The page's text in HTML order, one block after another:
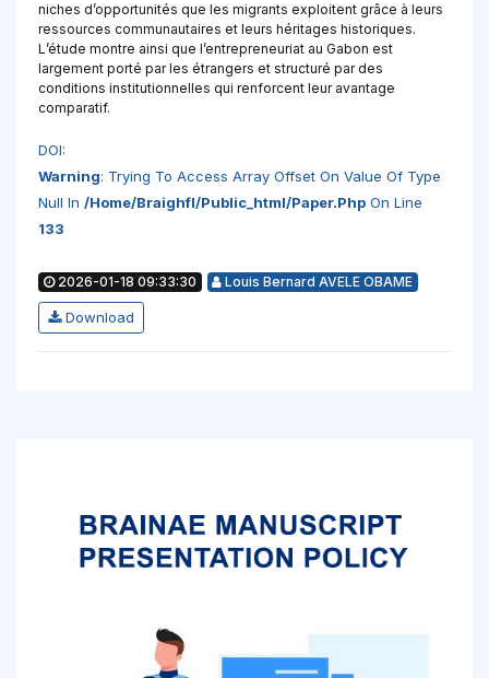
niches d’opportunités que les migrants exploitent grâce à leurs
ressources communautaires et leurs héritages historiques.
L’étude montre ainsi que l’entrepreneuriat au Gabon est
largement porté par les étrangers et structuré par des
conditions institutionnelles qui renforcent leur avantage
comparatif.
DOI:
Warning: Trying To Access Array Offset On Value Of Type
Null In /home/braighfl/public_html/paper.php On Line
133
2026-01-18 09:33:30 Louis Bernard AVELE OBAME
Download